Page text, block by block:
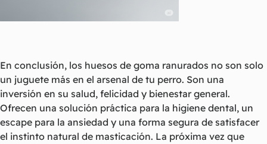
En conclusión, los huesos de goma ranurados no son solo
un juguete más en el arsenal de tu perro. Son una
inversión en su salud, felicidad y bienestar general.
Ofrecen una solución práctica para la higiene dental, un
escape para la ansiedad y una forma segura de satisfacer
el instinto natural de masticación. La próxima vez que